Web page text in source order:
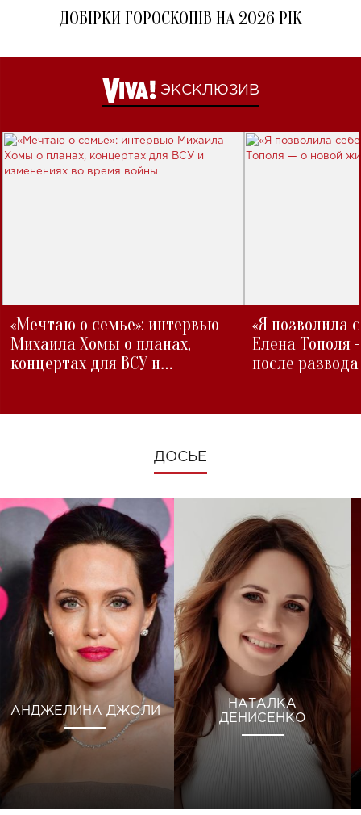
ДОБІРКИ ГОРОСКОПІВ НА 2026 РІК
ЭКСКЛЮЗИВ
«Мечтаю о семье»: интервью
Михаила Хомы о планах,
концертах для ВСУ и
«Я позволила
Елена Тополя
после развода
ДОСЬЕ
АНДЖЕЛИНА ДЖОЛИ
НАТАЛКА
ДЕНИСЕНКО